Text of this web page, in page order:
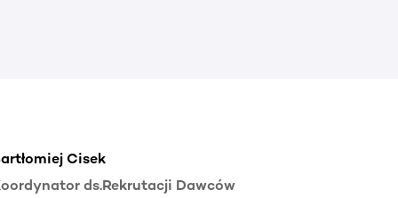
Cisek
ds.Rekrutacji Dawców